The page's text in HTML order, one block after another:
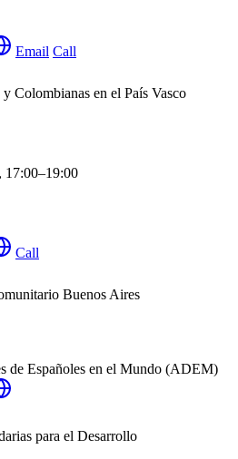
Email Call
Colombianas en el País Vasco
17:00–19:00
Call
Buenos Aires
de Españoles en el Mundo (ADEM)
para el Desarrollo